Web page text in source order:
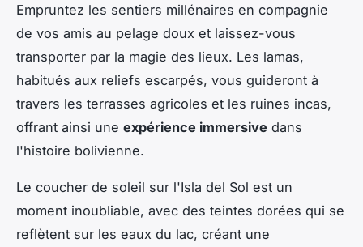
Empruntez les sentiers millénaires en compagnie
de vos amis au pelage doux et laissez-vous
transporter par la magie des lieux. Les lamas,
habitués aux reliefs escarpés, vous guideront à
travers les terrasses agricoles et les ruines incas,
offrant ainsi une expérience immersive dans
l'histoire bolivienne.
Le coucher de soleil sur l'Isla del Sol est un
moment inoubliable, avec des teintes dorées qui se
reflètent sur les eaux du lac, créant une